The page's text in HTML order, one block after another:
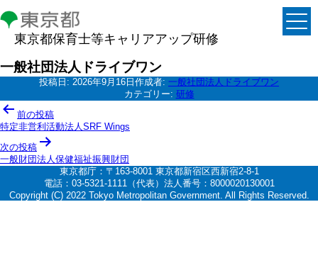
東京都保育士等キャリアアップ研修
一般社団法人ドライブワン
投稿日: 2026年9月16日 作成者: 一般社団法人ドライブワン
カテゴリー: 研修
投
稿
ナ
ビ
ー
前の投稿
特定非営利活動法人SRF Wings
次の投稿
一般財団法人保健福祉振興財団
東京都庁：〒163-8001 東京都新宿区西新宿2-8-1
電話：03-5321-1111（代表）法人番号：8000020130001
Copyright (C) 2022 Tokyo Metropolitan Government. All Rights Reserved.